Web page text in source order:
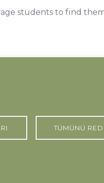
students to find
TÜMÜNÜ